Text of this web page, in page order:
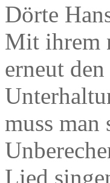
Dörte
Mit ihrem
erneut
muss man
Lied